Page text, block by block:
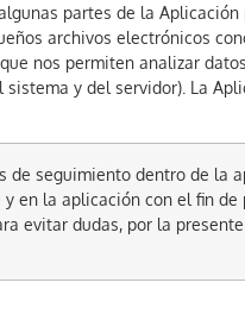
partes de la
archivos electrónicos
nos permiten analizar
y del servidor). La
seguimiento dentro de la
en la aplicación con el fin
evitar dudas, por la